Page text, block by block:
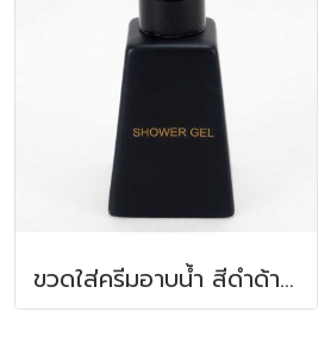
ขวดใส่ครีมอาบน้ำ สีดำด้าน 150 ml. 6.2x6.2x8.5 ซม.